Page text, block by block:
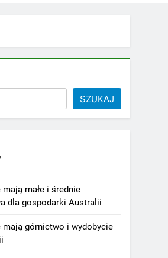
SZUKAJ
małe i średnie
dla gospodarki Australii
mają górnictwo i wydobycie